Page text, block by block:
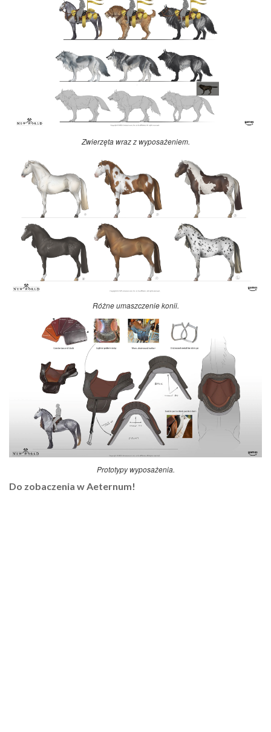
Zwierzęta wraz z wyposażeniem.
Różne umaszczenie konii.
Prototypy wyposażenia.
Do zobaczenia w Aeternum!